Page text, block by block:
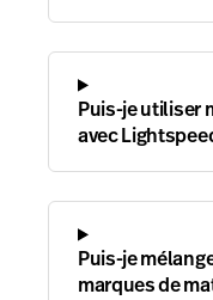
Puis-je utiliser
avec
Puis-je
marques de